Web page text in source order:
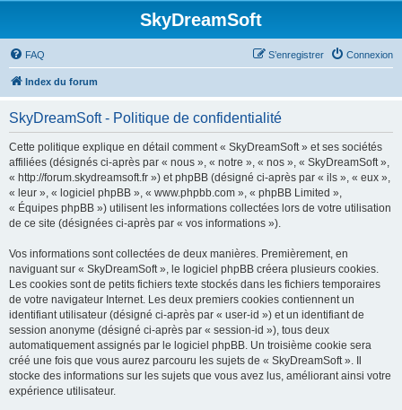
SkyDreamSoft
FAQ Connexion
S’enregistrer
Index du forum
SkyDreamSoft - Politique de confidentialité
Cette politique explique en détail comment « SkyDreamSoft » et ses sociétés
affiliées (désignés ci-après par « nous », « notre », « nos », « SkyDreamSoft »,
« http://forum.skydreamsoft.fr ») et phpBB (désigné ci-après par « ils », « eux »,
« leur », « logiciel phpBB », « www.phpbb.com », « phpBB Limited »,
« Équipes phpBB ») utilisent les informations collectées lors de votre utilisation
de ce site (désignées ci-après par « vos informations »).
Vos informations sont collectées de deux manières. Premièrement, en
naviguant sur « SkyDreamSoft », le logiciel phpBB créera plusieurs cookies.
Les cookies sont de petits fichiers texte stockés dans les fichiers temporaires
de votre navigateur Internet. Les deux premiers cookies contiennent un
identifiant utilisateur (désigné ci-après par « user-id ») et un identifiant de
session anonyme (désigné ci-après par « session-id »), tous deux
automatiquement assignés par le logiciel phpBB. Un troisième cookie sera
créé une fois que vous aurez parcouru les sujets de « SkyDreamSoft ». Il
stocke des informations sur les sujets que vous avez lus, améliorant ainsi votre
expérience utilisateur.